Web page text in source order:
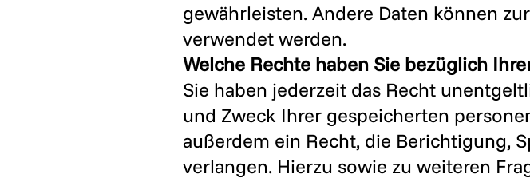
gewährleisten. Andere Daten können
verwendet werden.
Welche Rechte haben Sie bezüglich
Sie haben jederzeit das Recht
und Zweck Ihrer gespeicherten
außerdem ein Recht, die Berichtigung,
verlangen. Hierzu sowie zu weiteren